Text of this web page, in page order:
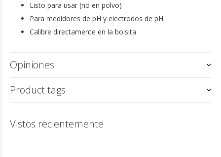
Listo para usar (no en polvo)
Para medidores de pH y electrodos de pH
Calibre directamente en la bolsita
Opiniones
Product tags
Vistos recientemente